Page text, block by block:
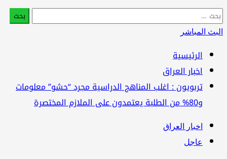
البحث
عن:
البث المباشر
الرئيسية
اخبار العراق
تربويون : اغلب المناهج الدراسية مجرد “حشو” معلومات
و80% من الطلبة يعتمدون على الملازم المختصرة
اخبار العراق
عاجل